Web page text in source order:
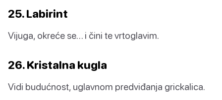
25. Labirint
Vijuga, okreće se… i čini te vrtoglavim.
26. Kristalna kugla
Vidi budućnost, uglavnom predviđanja grickalica.